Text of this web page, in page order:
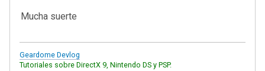
Mucha suerte
Geardome Devlog
Tutoriales sobre DirectX 9, Nintendo DS y PSP.